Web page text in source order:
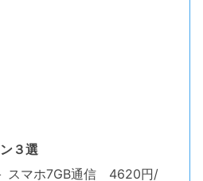
３選
スマホ7GB通信 4620円/